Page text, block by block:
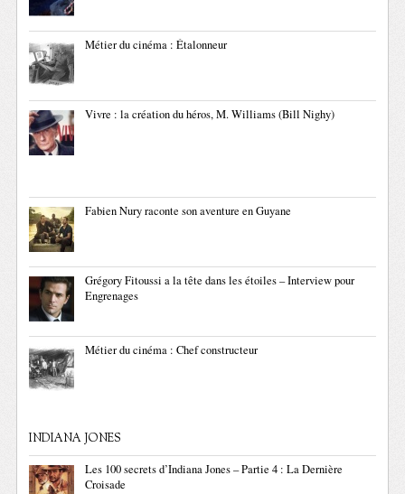
Métier du cinéma : Étalonneur
Vivre : la création du héros, M. Williams (Bill Nighy)
Fabien Nury raconte son aventure en Guyane
Grégory Fitoussi a la tête dans les étoiles – Interview pour
Engrenages
Métier du cinéma : Chef constructeur
INDIANA JONES
Les 100 secrets d’Indiana Jones – Partie 4 : La Dernière
Croisade